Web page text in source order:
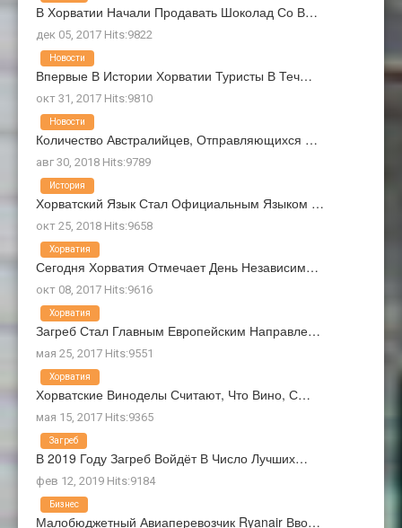
В Хорватии Начали Продавать Шоколад Со В…
дек 05, 2017 Hits:9822
Впервые В Истории Хорватии Туристы В Теч…
окт 31, 2017 Hits:9810
Новости
Количество Австралийцев, Отправляющихся …
авг 30, 2018 Hits:9789
Новости
Хорватский Язык Стал Официальным Языком …
окт 25, 2018 Hits:9658
История
Сегодня Хорватия Отмечает День Независим…
окт 08, 2017 Hits:9616
Хорватия
Загреб Стал Главным Европейским Направле…
мая 25, 2017 Hits:9551
Хорватия
Хорватские Виноделы Считают, Что Вино, С…
мая 15, 2017 Hits:9365
Хорватия
В 2019 Году Загреб Войдёт В Число Лучших…
фев 12, 2019 Hits:9184
Загреб
Малобюджетный Авиаперевозчик Ryanair Вво…
Бизнес